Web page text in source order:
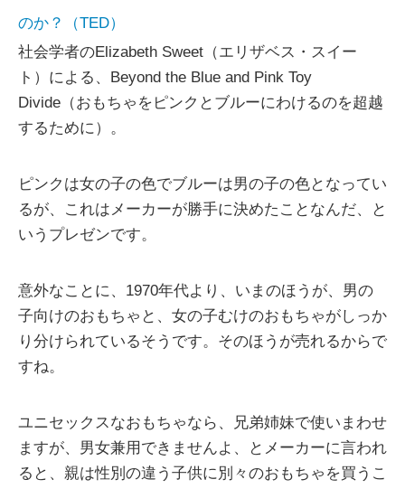
のか？（TED）
社会学者のElizabeth Sweet（エリザベス・スイー
ト）による、Beyond the Blue and Pink Toy
Divide（おもちゃをピンクとブルーにわけるのを超越
するために）。
ピンクは女の子の色でブルーは男の子の色となってい
るが、これはメーカーが勝手に決めたことなんだ、と
いうプレゼンです。
意外なことに、1970年代より、いまのほうが、男の
子向けのおもちゃと、女の子むけのおもちゃがしっか
り分けられているそうです。そのほうが売れるからで
すね。
ユニセックスなおもちゃなら、兄弟姉妹で使いまわせ
ますが、男女兼用できませんよ、とメーカーに言われ
ると、親は性別の違う子供に別々のおもちゃを買うこ